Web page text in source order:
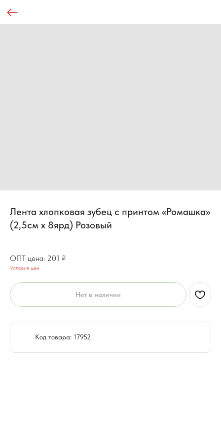
Лента хлопковая зубец с принтом «Ромашка»
(2,5см х 8ярд) Розовый
201 ₽
Условия цен
Нет в наличии
Код товара: 17952